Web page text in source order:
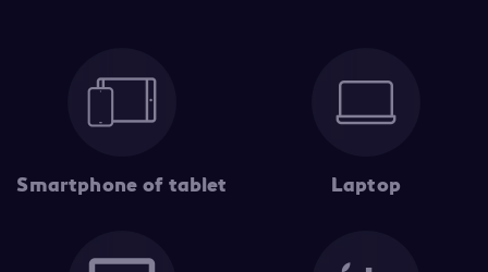
Smartphone of tablet Laptop